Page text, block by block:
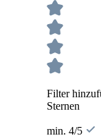
Filter
Sternen
min. 4/5